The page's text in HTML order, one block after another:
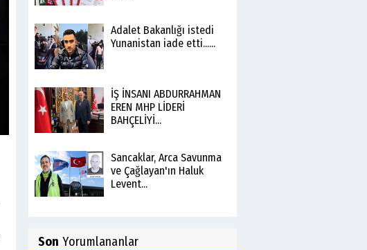
Adalet Bakanlığı istedi
Yunanistan iade etti......
İŞ İNSANI ABDURRAHMAN
EREN MHP LİDERİ
BAHÇELİYİ...
Sancaklar, Arca Savunma
ve Çağlayan'ın Haluk
Levent...
Son Yorumlananlar